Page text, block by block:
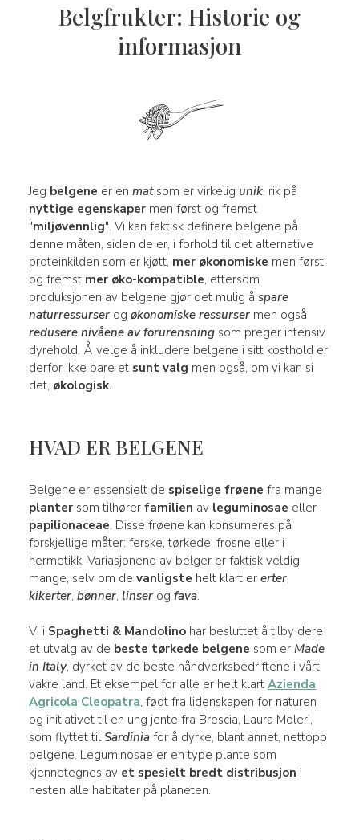
Belgfrukter: Historie og
informasjon
Jeg belgene er en matsom er virkelig unik, rik på
nyttige egenskapermen først og fremst
"miljøvennlig". Vi kan faktisk definere belgene på
denne måten, siden de er, i forhold til det alternative
proteinkilden som er kjøtt, mer økonomiske men først
og fremst mer øko-kompatible, ettersom
produksjonen av belgene gjør det mulig å spare
naturressurserog økonomiske ressursermen også
redusere nivåene av forurensningsom preger intensiv
dyrehold. Å velge å inkludere belgene i sitt kosthold er
derfor ikke bare et sunt valg men også, om vi kan si
det, økologisk.
HVAD ER BELGENE
Belgene er essensielt de spiselige frøene fra mange
plantersom tilhører familien av leguminosae eller
papilionaceae. Disse frøene kan konsumeres på
forskjellige måter: ferske, tørkede, frosne eller i
hermetikk. Variasjonene av belger er faktisk veldig
mange, selv om de vanligste helt klart er erter,
kikerter, bønner, linserog fava.
Vi i Spaghetti & Mandolinohar besluttet å tilby dere
et utvalg av de beste tørkede belgene som er Made
in Italy, dyrket av de beste håndverksbedriftene i vårt
vakre land. Et eksempel for alle er helt klart Azienda
Agricola Cleopatra, født fra lidenskapen for naturen
og initiativet til en ung jente fra Brescia, Laura Moleri,
som flyttet til Sardiniafor å dyrke, blant annet, nettopp
belgene. Leguminosae er en type plante som
kjennetegnes av et spesielt bredt distribusjon i
nesten alle habitater på planeten.